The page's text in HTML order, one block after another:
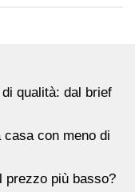
qualità: dal brief
casa con meno di
prezzo più basso?